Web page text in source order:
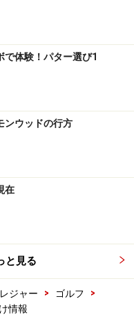
で体験！パター選び1
ンウッドの行方
在
と見る
ジャー > ゴルフ
>
情報